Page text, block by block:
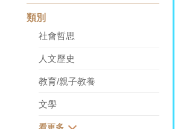
類別
社會哲思
人文歷史
教育/親子教養
文學